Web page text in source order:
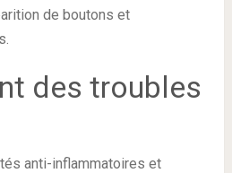
de boutons et
des troubles
anti-inflammatoires et